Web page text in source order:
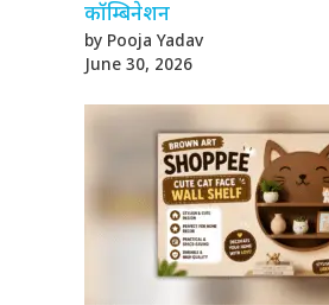
कॉम्बिनेशन
by Pooja Yadav
June 30, 2026